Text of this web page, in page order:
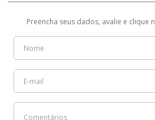
Preencha seus dados, avalie e clique